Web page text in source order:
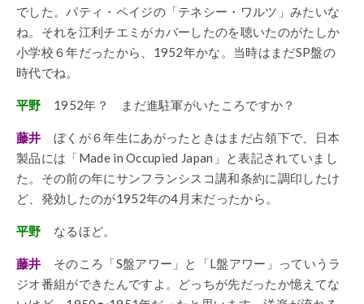
でした。パティ・ペイジの「テネシー・ワルツ」みたいな
ね。それを江利チエミがカバーしたのを聴いたのがたしか
小学校６年だったから、1952年かな。当時はまだSP盤の
時代でね。
平野 1952年？ まだ進駐軍がいたころですか？
藤井 ぼくが６年生にあがったときはまだ占領下で、日本
製品には「Made in Occupied Japan」と表記されていまし
た。その前の年にサンフランシスコ講和条約に調印したけ
ど、発効したのが1952年の4月末だったから。
平野 なるほど。
藤井 そのころ「S盤アワー」と「L盤アワー」っていうラ
ジオ番組ができたんですよ。どっちが先だったか憶えてな